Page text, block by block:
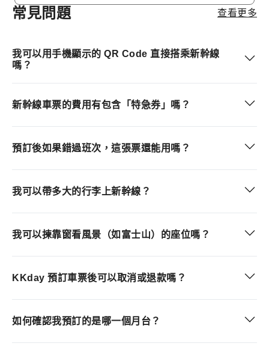
常見問題 查看更多
我可以用手機顯示的 QR Code 直接搭乘新幹線
嗎？
新幹線車票的費用有包含「特急券」嗎？
預訂後如果錯過班次，這張票還能用嗎？
我可以帶多大的行李上新幹線？
我可以揀靠窗看風景（如富士山）的座位嗎？
KKday 預訂車票後可以取消或退款嗎？
如何確認我預訂的是哪一個月台？